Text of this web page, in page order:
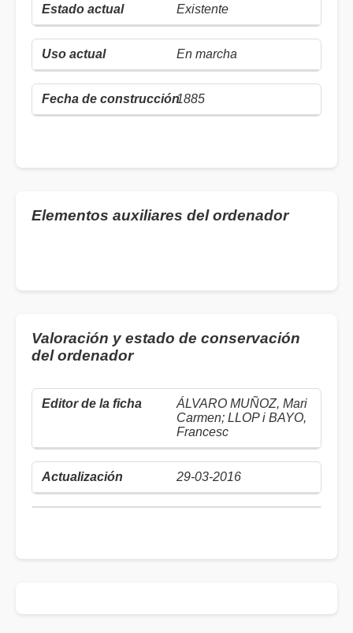
Existente
En marcha
1885
Elementos auxiliares del ordenador
Valoración y estado de conservación
del ordenador
ÁLVARO MUÑOZ, Mari
Carmen; LLOP i BAYO,
Francesc
29-03-2016